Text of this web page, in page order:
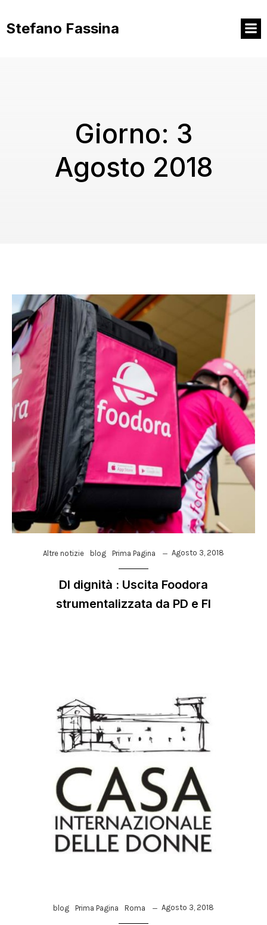
contenuto
Stefano Fassina
Giorno: 3
Agosto 2018
Altre notizie blog Prima Pagina Agosto 3, 2018
Dl dignità : Uscita Foodora
strumentalizzata da PD e FI
blog Prima Pagina Roma Agosto 3, 2018